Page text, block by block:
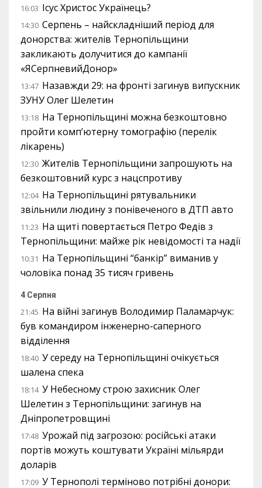
16:03 Ісус Христос Українець?
14:30 Серпень – найскладніший період для
донорства: жителів Тернопільщини
закликають долучитися до кампанії
«ЯСерпневийДонор»
13:47 Назавжди 29: на фронті загинув випускник
ЗУНУ Олег Шелетин
13:18 На Тернопільщині можна безкоштовно
пройти комп’ютерну томографію (перелік
лікарень)
12:30 Жителів Тернопільщини запрошують на
безкоштовний курс з нацспротиву
12:04 На Тернопільщині рятувальники
звільнили людину з понівеченого в ДТП авто
11:23 На щиті повертається Петро Федів з
Тернопільщини: майже рік невідомості та надії
10:31 На Тернопільщині “банкір” виманив у
чоловіка понад 35 тисяч гривень
4 Серпня
21:45 На війні загинув Володимир Паламарчук:
був командиром інженерно-саперного
відділення
18:40 У середу на Тернопільщині очікується
шалена спека
18:14 У Небесному строю захисник Олег
Шелетин з Тернопільщини: загинув на
Дніпропетровщині
17:48 Урожай під загрозою: російські атаки
портів можуть коштувати Україні мільярди
доларів
17:09 У Тернополі терміново потрібні донори: